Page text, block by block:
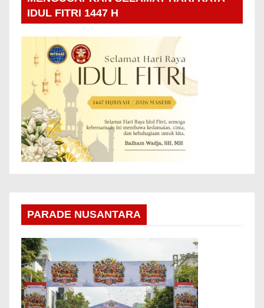
IDUL FITRI 1447 H
PARADE NUSANTARA